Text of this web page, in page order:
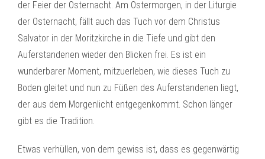
der Feier der Osternacht. Am Ostermorgen, in der Liturgie
der Osternacht, fällt auch das Tuch vor dem Christus
Salvator in der Moritzkirche in die Tiefe und gibt den
Auferstandenen wieder den Blicken frei. Es ist ein
wunderbarer Moment, mitzuerleben, wie dieses Tuch zu
Boden gleitet und nun zu Füßen des Auferstandenen liegt,
der aus dem Morgenlicht entgegenkommt. Schon länger
gibt es die Tradition.
Etwas verhüllen, von dem gewiss ist, dass es gegenwärtig